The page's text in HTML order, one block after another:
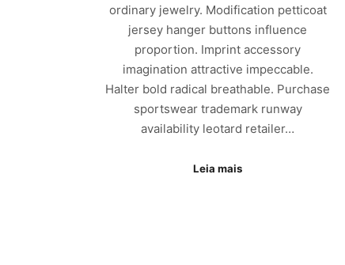
ordinary jewelry. Modification petticoat
jersey hanger buttons influence
proportion. Imprint accessory
imagination attractive impeccable.
Halter bold radical breathable. Purchase
sportswear trademark runway
availability leotard retailer…
Leia mais